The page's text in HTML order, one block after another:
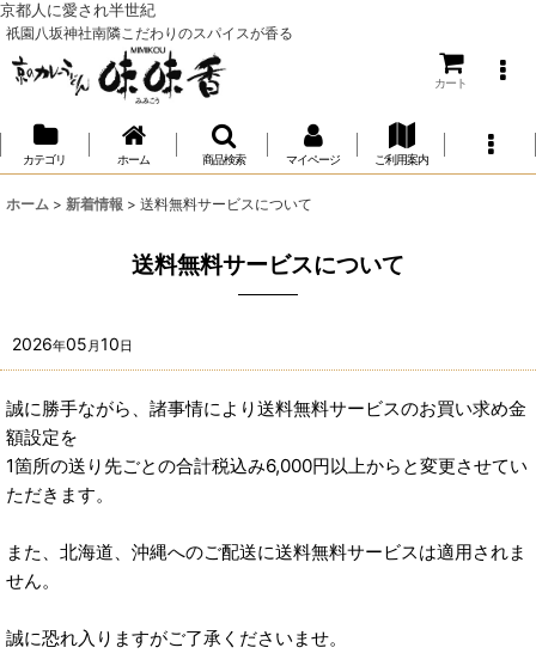
京都人に愛され半世紀
祇園八坂神社南隣こだわりのスパイスが香る
カート
カテゴリ ホーム 商品検索 マイページ ご利用案内
ホーム > 新着情報 > 送料無料サービスについて
送料無料サービスについて
2026年05 月10日
誠に勝手ながら、諸事情により送料無料サービスのお買い求め金
額設定を
1箇所の送り先ごとの合計税込み6,000円以上からと変更させてい
ただきます。
また、北海道、沖縄へのご配送に送料無料サービスは適用されま
せん。
誠に恐れ入りますがご了承くださいませ。